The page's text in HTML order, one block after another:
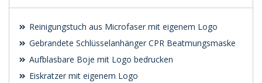
Reinigungstuch aus Microfaser mit eigenem Logo
Gebrandete Schlüsselanhänger CPR Beatmungsmaske
Aufblasbare Boje mit Logo bedrucken
Eiskratzer mit eigenem Logo